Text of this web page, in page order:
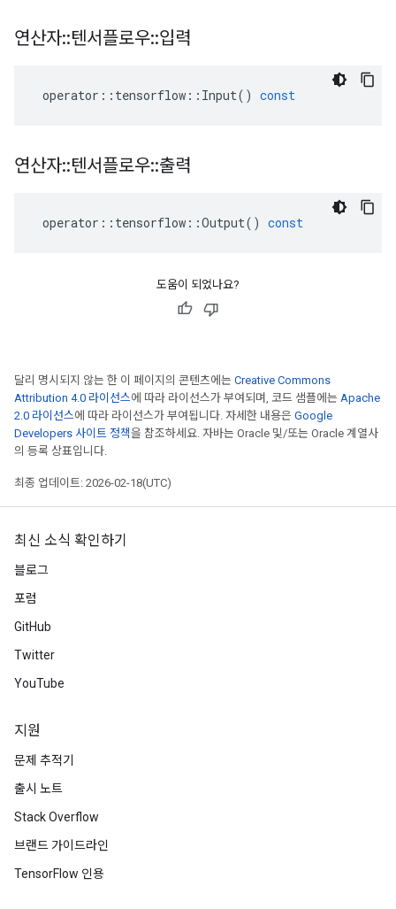
연산자::텐서플로우::입력
operator :: tensorflow :: Input() const
연산자::텐서플로우::출력
operator :: tensorflow ::Output() const
도움이 되었나요?
달리 명시되지 않는 한 이 페이지의 콘텐츠에는 Creative Commons
Attribution 4.0 라이선스에 따라 라이선스가 부여되며, 코드 샘플에는 Apache
2.0 라이선스에 따라 라이선스가 부여됩니다. 자세한 내용은 Google
Developers 사이트 정책을 참조하세요. 자바는 Oracle 및/또는 Oracle 계열사
의 등록 상표입니다.
최종 업데이트: 2026-02-18(UTC)
최신 소식 확인하기
블로그
포럼
GitHub
Twitter
YouTube
지원
문제 추적기
출시 노트
Stack Overflow
브랜드 가이드라인
TensorFlow 인용